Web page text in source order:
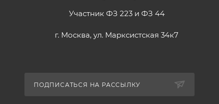
Участник ФЗ 223 и ФЗ 44
г. Москва, ул. Марксистская 34к7
ПОДПИСАТЬСЯ НА РАССЫЛКУ